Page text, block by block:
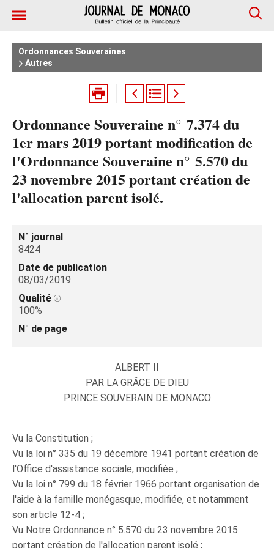
Ordonnances Souveraines
Autres
Ordonnance Souveraine n° 7.374 du
1er mars 2019 portant modification de
l'Ordonnance Souveraine n° 5.570 du
23 novembre 2015 portant création de
l'allocation parent isolé.
N° journal
8424
Date de publication
08/03/2019
Qualité
100%
N° de page
ALBERT II
PAR LA GRÂCE DE DIEU
PRINCE SOUVERAIN DE MONACO
Vu la Constitution ;
Vu la loi n° 335 du 19 décembre 1941 portant création de
l'Office d'assistance sociale, modifiée ;
Vu la loi n° 799 du 18 février 1966 portant organisation de
l'aide à la famille monégasque, modifiée, et notamment
son article 12-4 ;
Vu Notre Ordonnance n° 5.570 du 23 novembre 2015
portant création de l'allocation parent isolé ;